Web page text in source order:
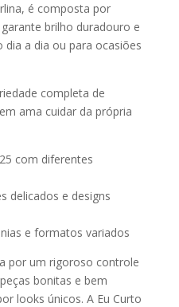
é composta por
brilho duradouro e
a dia ou para ocasiões
completa de
ama cuidar da própria
com diferentes
delicados e designs
e formatos variados
por um rigoroso controle
bonitas e bem
looks únicos. A Eu Curto